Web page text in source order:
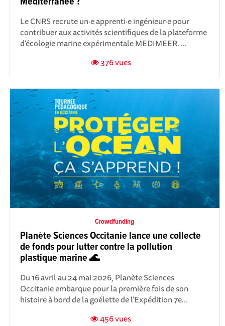
Le CNRS recrute un·e apprenti·e ingénieur·e pour
contribuer aux activités scientifiques de la plateforme
d’écologie marine expérimentale MEDIMEER. ...
376 vues
Crowdfunding
Planète Sciences Occitanie lance une collecte
de fonds pour lutter contre la pollution
plastique marine 🌊
Du 16 avril au 24 mai 2026, Planète Sciences
Occitanie embarque pour la première fois de son
histoire à bord de la goélette de l’Expédition 7e...
456 vues